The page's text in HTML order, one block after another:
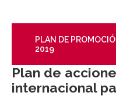
PLAN DE
2019
Plan de
internacional